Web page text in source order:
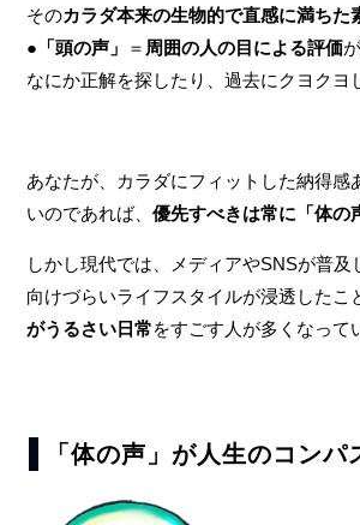
そのカラダ本来の生物的で直感に満ちた
● 「頭の声」 ＝ 周囲の人の目による評価
なにか正解を探したり、過去にクヨクヨ
あなたが、カラダにフィットした納得感
いのであれば、優先すべきは常に「体の
しかし現代では、メディアやSNSが普及
向けづらいライフスタイルが浸透したこ
がうるさい日常をすごす人が多くなって
「体の声」が人生のコンパ